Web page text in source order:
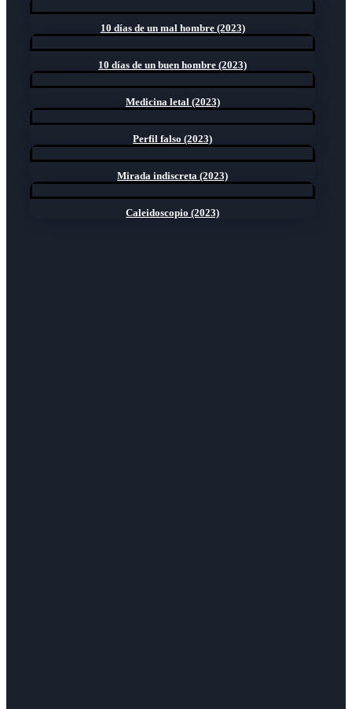
10 días de un mal hombre (2023)
10 días de un buen hombre (2023)
Medicina letal (2023)
Perfil falso (2023)
Mirada indiscreta (2023)
Caleidoscopio (2023)